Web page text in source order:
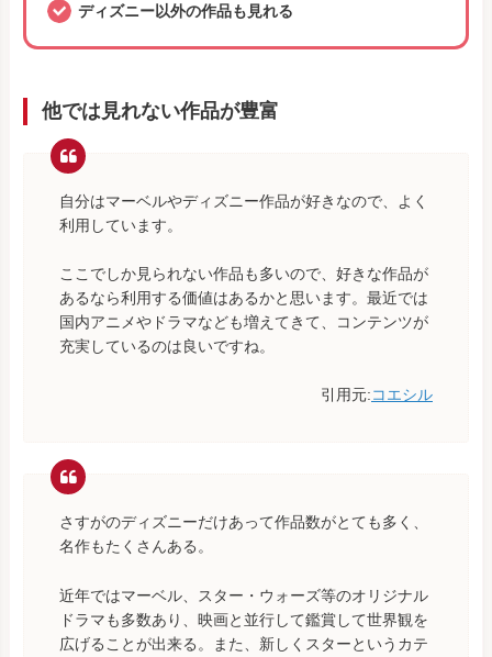
ディズニー以外の作品も見れる
他では見れない作品が豊富
自分はマーベルやディズニー作品が好きなので、よく
利用しています。
ここでしか見られない作品も多いので、好きな作品が
あるなら利用する価値はあるかと思います。最近では
国内アニメやドラマなども増えてきて、コンテンツが
充実しているのは良いですね。
引用元:コエシル
さすがのディズニーだけあって作品数がとても多く、
名作もたくさんある。
近年ではマーベル、スター・ウォーズ等のオリジナル
ドラマも多数あり、映画と並行して鑑賞して世界観を
広げることが出来る。また、新しくスターというカテ